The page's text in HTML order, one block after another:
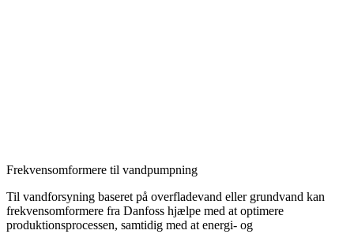
Frekvensomformere til vandpumpning
Til vandforsyning baseret på overfladevand eller grundvand kan
frekvensomformere fra Danfoss hjælpe med at optimere
produktionsprocessen, samtidig med at energi- og